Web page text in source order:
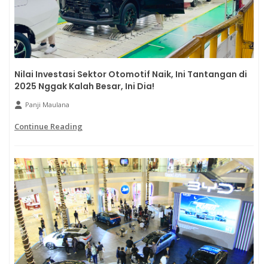
Nilai Investasi Sektor Otomotif Naik, Ini Tantangan di
2025 Nggak Kalah Besar, Ini Dia!
Panji Maulana
Continue Reading